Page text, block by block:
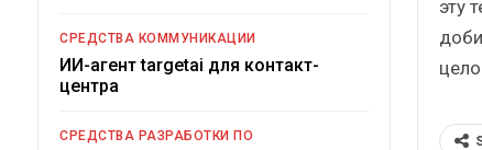
эту
СРЕДСТВА КОММУНИКАЦИИ
ИИ-агент targetai для контакт-
центра
СРЕДСТВА РАЗРАБОТКИ ПО